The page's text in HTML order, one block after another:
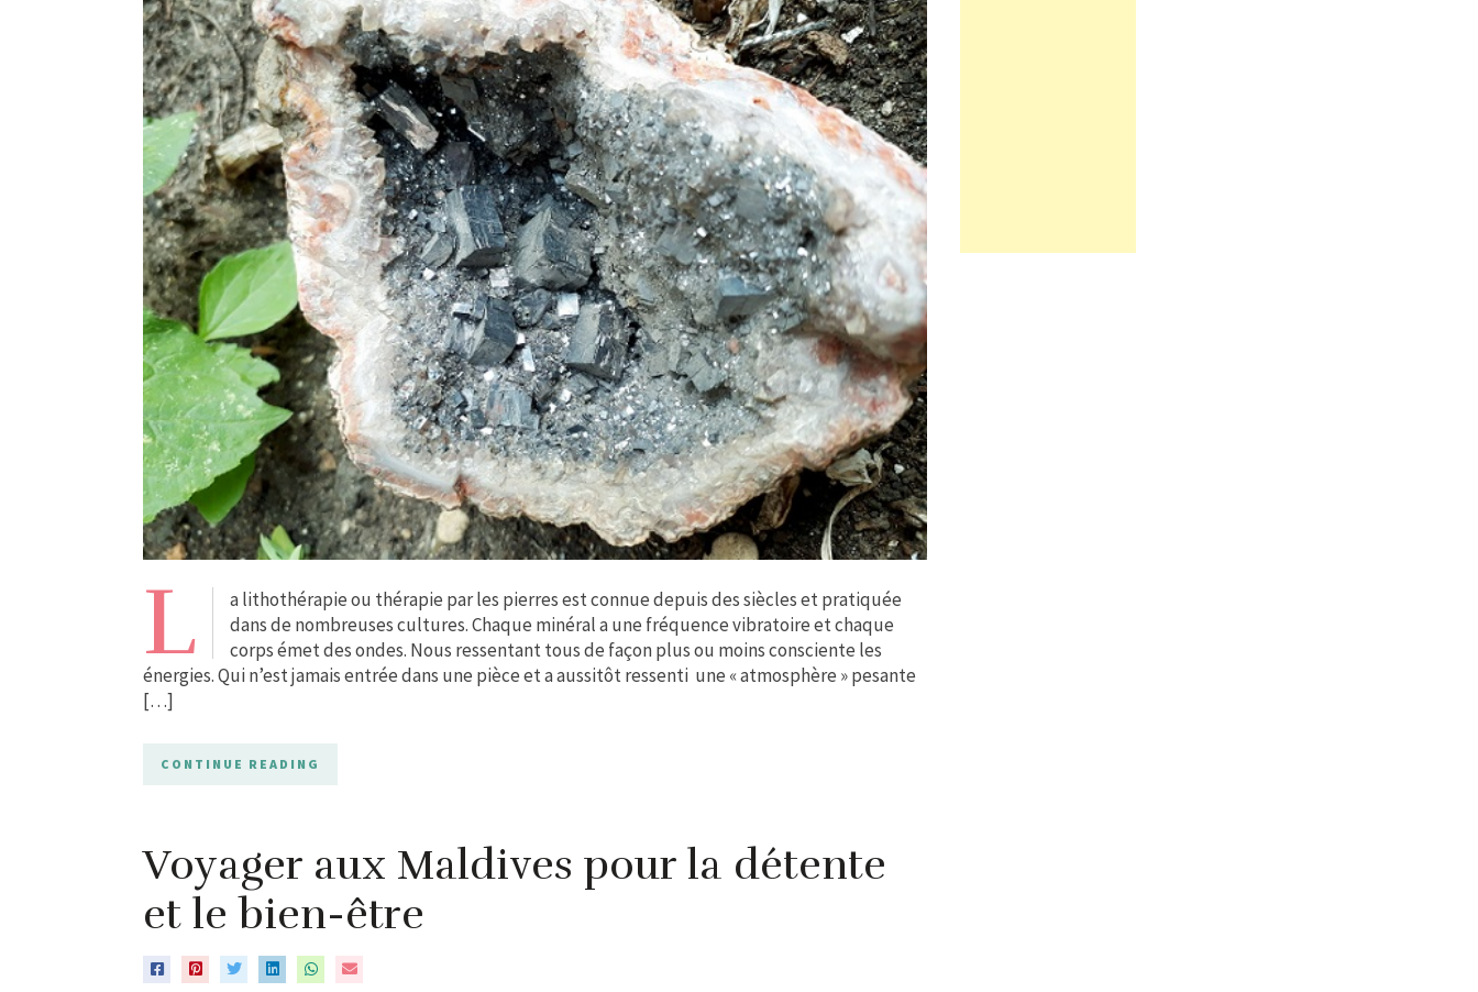
L
a lithothérapie ou thérapie par les pierres est connue depuis des siècles et pratiquée
dans de nombreuses cultures. Chaque minéral a une fréquence vibratoire et chaque
corps émet des ondes. Nous ressentant tous de façon plus ou moins consciente les
énergies. Qui n’est jamais entrée dans une pièce et a aussitôt ressenti une « atmosphère » pesante
[…]
CONTINUE READING
Voyager aux Maldives pour la détente
et le bien-être